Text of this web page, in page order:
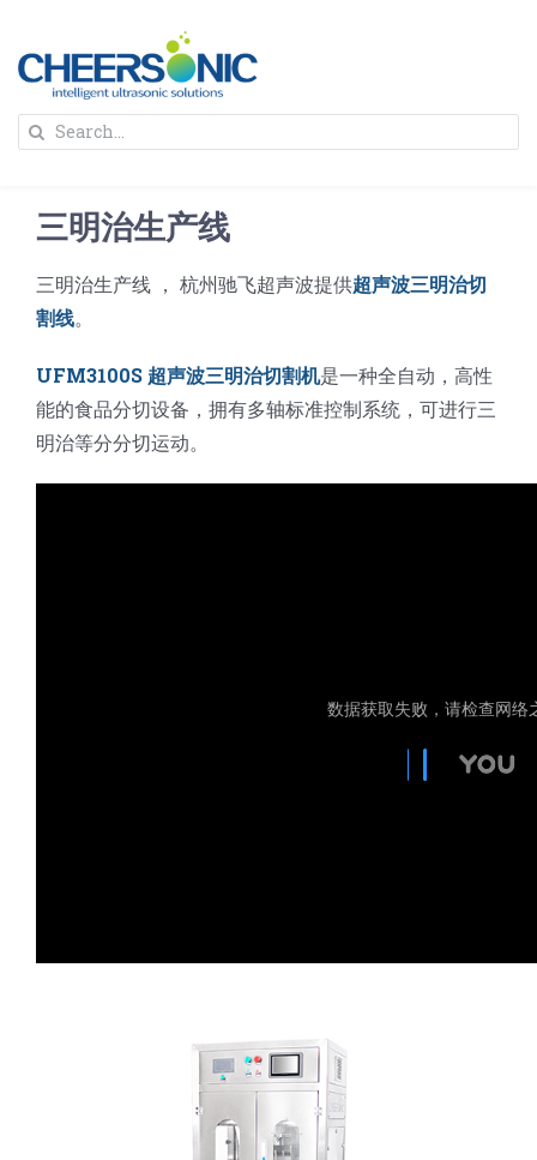
content
解决方案
蛋糕切割机
圆蛋糕切割机
蛋糕切块机
奶酪切片
圆形奶酪切片
三明治/披萨/寿司切割
超声波设备
公司新闻
关于我们
Search
三明治生产线
三明治生产线 ， 杭州驰飞超声波提供超声波三明治切
割线。
UFM3100S 超声波三明治切割机是一种全自动，高性
能的食品分切设备，拥有多轴标准控制系统，可进行三
明治等分分切运动。